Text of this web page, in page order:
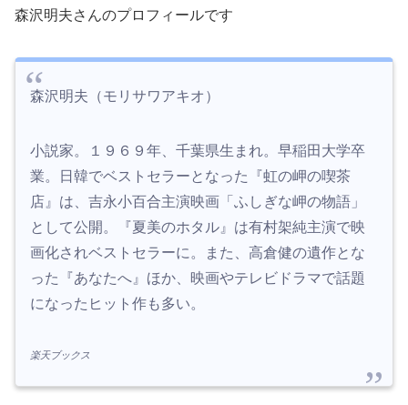
森沢明夫さんのプロフィールです
森沢明夫（モリサワアキオ）
小説家。１９６９年、千葉県生まれ。早稲田大学卒
業。日韓でベストセラーとなった『虹の岬の喫茶
店』は、吉永小百合主演映画「ふしぎな岬の物語」
として公開。『夏美のホタル』は有村架純主演で映
画化されベストセラーに。また、高倉健の遺作とな
った『あなたへ』ほか、映画やテレビドラマで話題
になったヒット作も多い。
楽天ブックス